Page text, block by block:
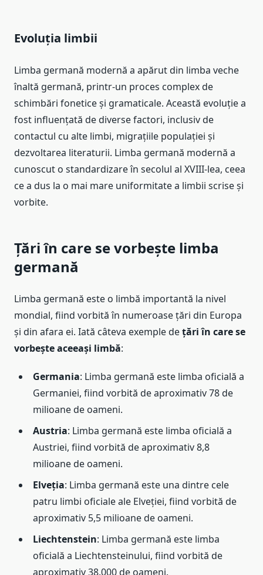
Evoluția limbii
Limba germană modernă a apărut din limba veche
înaltă germană, printr-un proces complex de
schimbări fonetice și gramaticale. Această evoluție a
fost influențată de diverse factori, inclusiv de
contactul cu alte limbi, migrațiile populației și
dezvoltarea literaturii. Limba germană modernă a
cunoscut o standardizare în secolul al XVIII-lea, ceea
ce a dus la o mai mare uniformitate a limbii scrise și
vorbite.
Țări în care se vorbește limba
germană
Limba germană este o limbă importantă la nivel
mondial, fiind vorbită în numeroase țări din Europa
și din afara ei. Iată câteva exemple dețări în care se
vorbește aceeași limbă:
Germania: Limba germană este limba oficială a
Germaniei, fiind vorbită de aproximativ 78 de
milioane de oameni.
Austria: Limba germană este limba oficială a
Austriei, fiind vorbită de aproximativ 8,8
milioane de oameni.
Elveția: Limba germană este una dintre cele
patru limbi oficiale ale Elveției, fiind vorbită de
aproximativ 5,5 milioane de oameni.
Liechtenstein: Limba germană este limba
oficială a Liechtensteinului, fiind vorbită de
aproximativ 38.000 de oameni.